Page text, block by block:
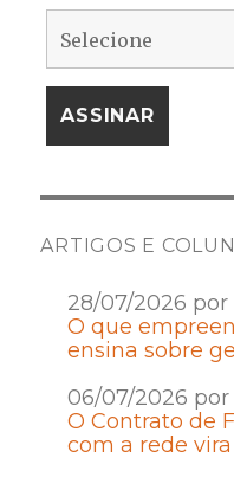
ARTIGOS E
28/07/2026
O que
ensina sobre
06/07/2026
O Contrato de
com a rede